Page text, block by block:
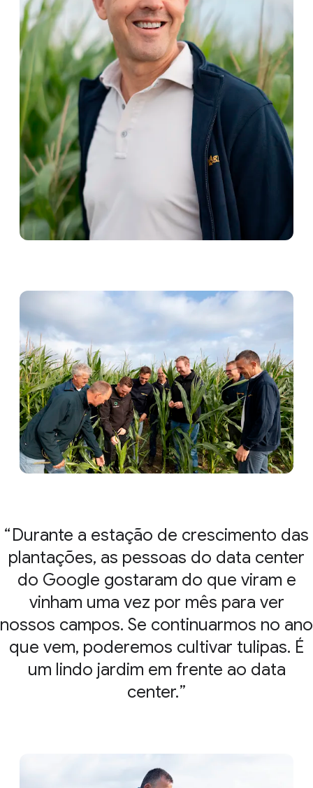
Durante a estação de crescimento das
plantações, as pessoas do data center
do Google gostaram do que viram e
vinham uma vez por mês para ver
nossos campos. Se continuarmos no ano
que vem, poderemos cultivar tulipas. É
um lindo jardim em frente ao data
center.